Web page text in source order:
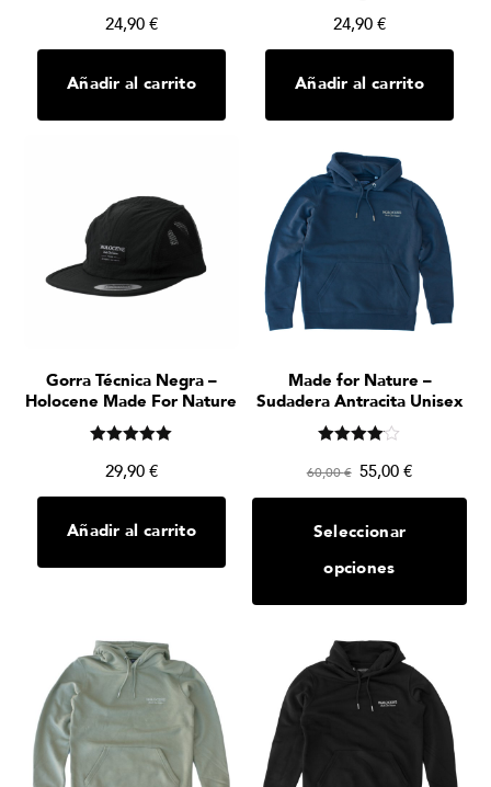
24,90 €
Añadir al carrito
24,90 €
Añadir al carrito
Gorra Técnica Negra –
Holocene Made For Nature
5.00
29,90 €
Añadir al carrito
Made for Nature –
Sudadera Antracita Unisex
en
de 5
60,00€ 55,00€
Seleccionar
opciones